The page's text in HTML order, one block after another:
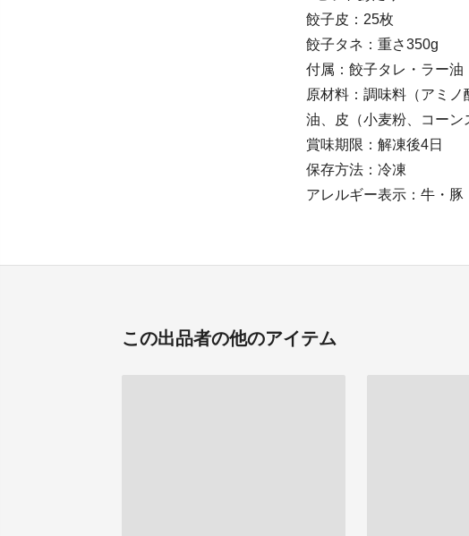
餃子皮：25枚
餃子タネ：重さ350g
付属：餃子タレ・ラー油
原材料：調味料（アミ
油、皮（小麦粉、コーン
賞味期限：解凍後4日
保存方法：冷凍
アレルギー表示：牛・
この出品者の他のアイテム